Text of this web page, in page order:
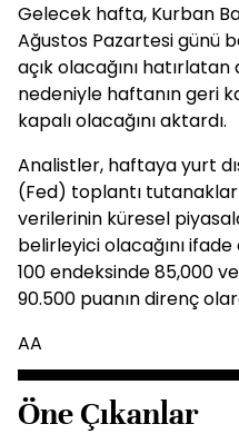
Gelecek hafta, Kurban
Ağustos Pazartesi günü
açık olacağını
nedeniyle haftanın geri
kapalı olacağını aktardı.
Analistler, haftaya yurt
(Fed) toplantı
verilerinin küresel
belirleyici olacağını
100 endeksinde 85,000
90.500 puanın direnç
AA
Öne Çıkanlar